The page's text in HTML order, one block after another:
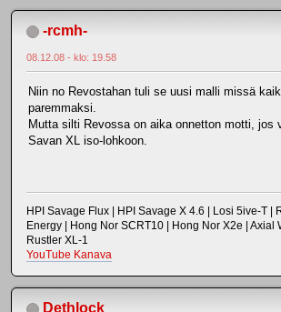
-rcmh-
08.12.08 - klo: 19.58
Niin no Revostahan tuli se uusi malli missä
paremmaksi.
Mutta silti Revossa on aika onnetton motti, jos
Savan XL iso-lohkoon.
HPI Savage Flux | HPI Savage X 4.6 | Losi 5ive-T |
Energy | Hong Nor SCRT10 | Hong Nor X2e | Axial
Rustler XL-1
YouTube Kanava
Dethlock